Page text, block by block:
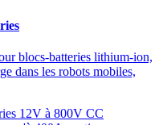
blocs-batteries lithium-ion,
dans les robots mobiles,
12V à 800V CC